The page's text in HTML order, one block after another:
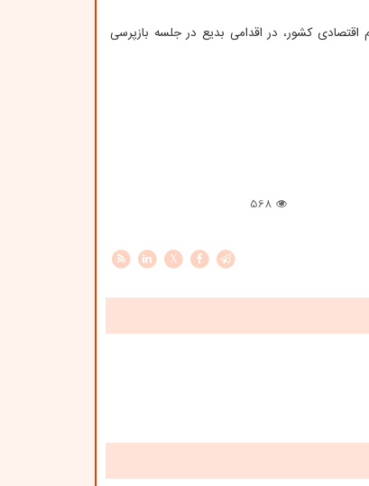
کشور، در اقدامی بدیع در جلسه بازپرسی
568
X